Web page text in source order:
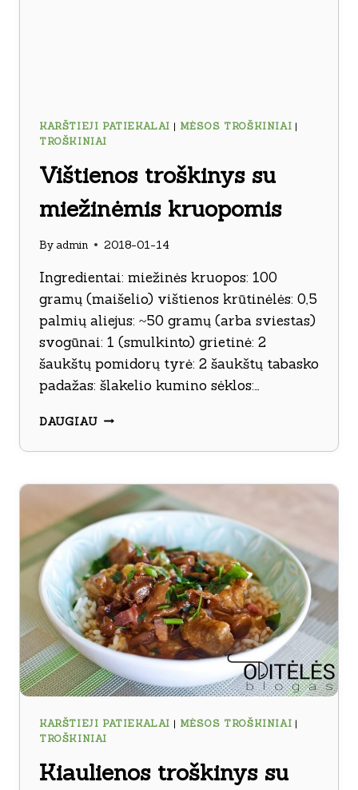
KARŠTIEJI PATIEKALAI | MĖSOS TROŠKINIAI |
TROŠKINIAI
Vištienos troškinys su
miežinėmis kruopomis
By admin 2018-01-14
Ingredientai: miežinės kruopos: 100
gramų (maišelio) vištienos krūtinėlės: 0,5
palmių aliejus: ~50 gramų (arba sviestas)
svogūnai: 1 (smulkinto) grietinė: 2
šaukštų pomidorų tyrė: 2 šaukštų tabasko
padažas: šlakelio kumino sėklos:…
DAUGIAUVIŠTIENOS
SU
KRUOPOMIS
KARŠTIEJI PATIEKALAI | MĖSOS TROŠKINIAI |
TROŠKINIAI
Kiaulienos troškinys su